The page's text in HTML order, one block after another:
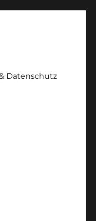
Datenschutz